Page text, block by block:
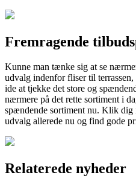
Fremragende
Kunne man tænke sig at se
udvalg indenfor fliser til
ide at tjekke det store og
nærmere på det rette sortiment i
spændende sortiment nu. Klik dig
udvalg allerede nu og find gode
Relaterede nyheder